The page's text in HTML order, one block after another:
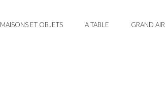
MAISONS ET OBJETS A TABLE GRAND AIR